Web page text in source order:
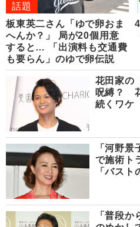
話題
板東英二さん「ゆで卵おま
へんか？」 局が20個用意
すると… 「出演料も交通費
も要らん」のゆで卵伝説
花田家の
呪縛？
続くワケ
「河野
で施術ト
「バスト
「普段